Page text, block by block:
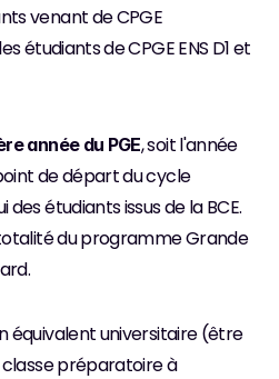
venant de CPGE
étudiants de CPGE ENS D1 et
année du PGE, soit l'année
de départ du cycle
étudiants issus de la BCE.
du programme Grande
équivalent universitaire (être
préparatoire à